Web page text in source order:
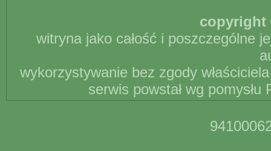
copyright
witryna jako całość i poszczególne
wykorzystywanie bez zgody
serwis powstał wg